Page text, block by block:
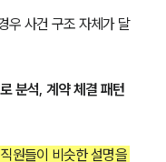
우 사건 구조 자체가 달
분석, 계약 체결 패턴
원들이 비슷한 설명을